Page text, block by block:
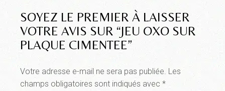
SOYEZ LE PREMIER À LAISSER
VOTRE AVIS SUR “JEU OXO SUR
PLAQUE CIMENTEE”
Votre adresse e-mail ne sera pas publiée. Les
champs obligatoires sont indiqués avec*